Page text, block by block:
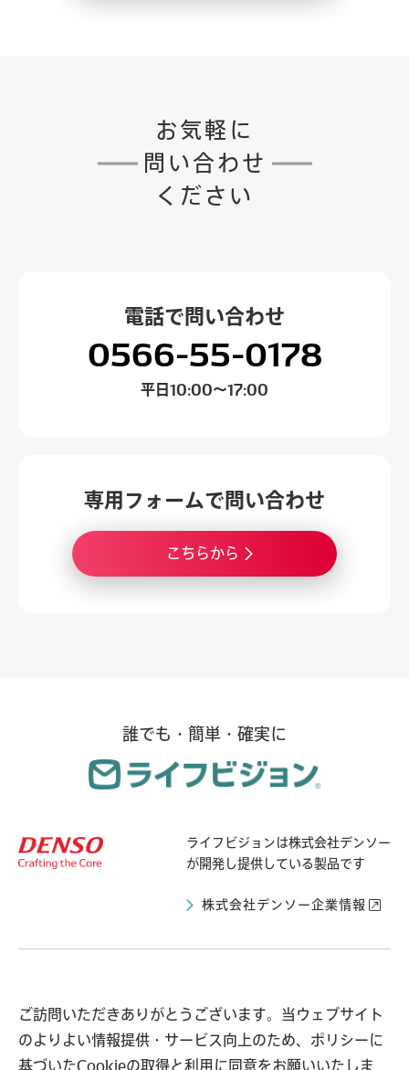
お気軽に
問い合わせ
ください
電話で 問い合わせ
0566-55-0178
平日 10:00～17:00
専用フォームで 問い合わせ
こちらから
誰でも・簡単・確実に
ライフビジョンは株式会社デンソー
が開発し提供している製品です
株式会社デンソー企業情報
ライフビジョンとは 導入自治体の声
事例紹介 お知らせ
ご訪問いただきありがとうございます。当ウェブサイト
のよりよい情報提供・サービス向上のため、ポリシーに
基づいたCookieの取得と利用に同意をお願いいたしま